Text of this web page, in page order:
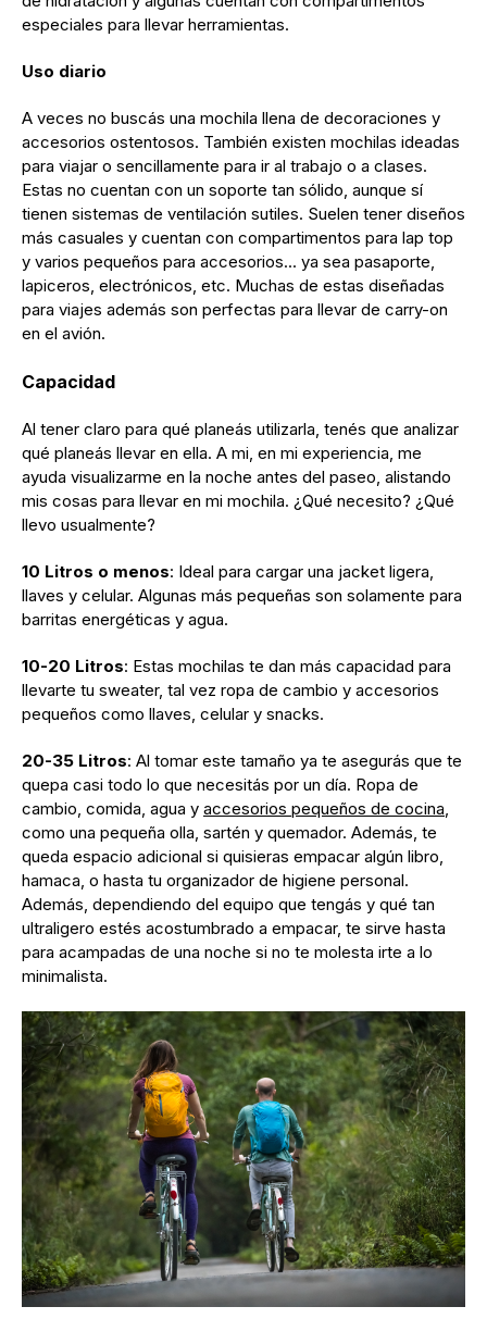
especiales para llevar herramientas.
Uso diario
A veces no buscás una mochila llena de decoraciones y
accesorios ostentosos. También existen mochilas ideadas
para viajar o sencillamente para ir al trabajo o a clases.
Estas no cuentan con un soporte tan sólido, aunque sí
tienen sistemas de ventilación sutiles. Suelen tener diseños
más casuales y cuentan con compartimentos para lap top
y varios pequeños para accesorios... ya sea pasaporte,
lapiceros, electrónicos, etc. Muchas de estas diseñadas
para viajes además son perfectas para llevar de carry-on
en el avión.
Capacidad
Al tener claro para qué planeás utilizarla, tenés que analizar
qué planeás llevar en ella. A mi, en mi experiencia, me
ayuda visualizarme en la noche antes del paseo, alistando
mis cosas para llevar en mi mochila. ¿Qué necesito? ¿Qué
llevo usualmente?
10 Litros o menos: Ideal para cargar una jacket ligera,
llaves y celular. Algunas más pequeñas son solamente para
barritas energéticas y agua.
10-20 Litros: Estas mochilas te dan más capacidad para
llevarte tu sweater, tal vez ropa de cambio y accesorios
pequeños como llaves, celular y snacks.
20-35 Litros: Al tomar este tamaño ya te asegurás que te
quepa casi todo lo que necesitás por un día. Ropa de
cambio, comida, agua y accesorios pequeños de cocina,
como una pequeña olla, sartén y quemador. Además, te
queda espacio adicional si quisieras empacar algún libro,
hamaca, o hasta tu organizador de higiene personal.
Además, dependiendo del equipo que tengás y qué tan
ultraligero estés acostumbrado a empacar, te sirve hasta
para acampadas de una noche si no te molesta irte a lo
minimalista.